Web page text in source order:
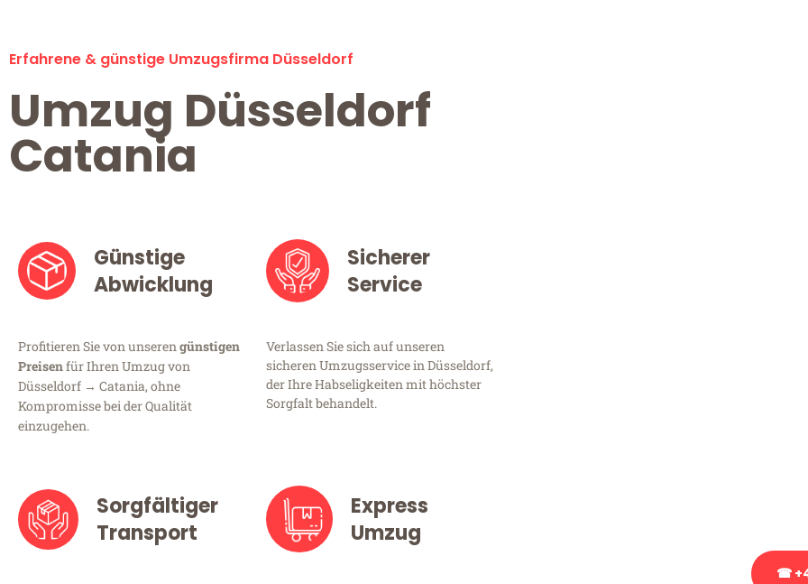
Erfahrene & günstige Umzugsfirma Düsseldorf
Umzug Düsseldorf
Catania
Günstige
Abwicklung
Profitieren Sie von unserengünstigen
Preisenfür Ihren Umzug von
Düsseldorf → Catania, ohne
Kompromisse bei der Qualität
einzugehen.
Sicherer
Service
Verlassen Sie sich auf unseren
sicheren Umzugsservice in Düsseldorf,
der Ihre Habseligkeiten mit höchster
Sorgfalt behandelt.
Sorgfältiger
Transport
Express
Umzug
☎